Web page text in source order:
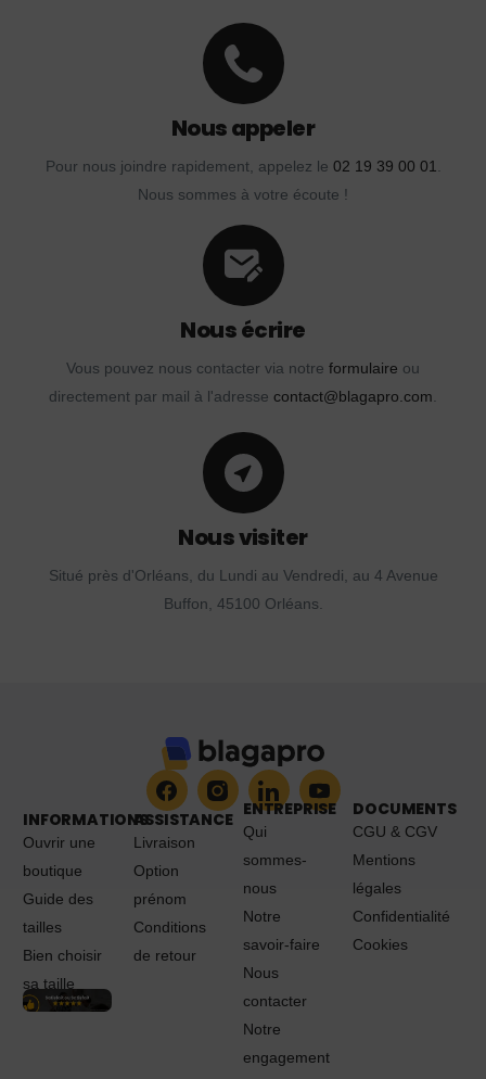
Nous appeler
Pour nous joindre rapidement, appelez le 02 19 39 00 01.
Nous sommes à votre écoute !
Nous écrire
Vous pouvez nous contacter via notre formulaire ou
directement par mail à l'adresse contact@blagapro.com.
Nous visiter
Situé près d'Orléans, du Lundi au Vendredi, au 4 Avenue
Buffon, 45100 Orléans.
INFORMATIONS
Ouvrir une
boutique
Guide des
tailles
Bien choisir
sa taille
ASSISTANCE
Livraison
Option
prénom
Conditions
de retour
ENTREPRISE
Qui
sommes-
nous
Notre
savoir-faire
Nous
contacter
Notre
engagement
DOCUMENTS
CGU & CGV
Mentions
légales
Confidentialité
Cookies